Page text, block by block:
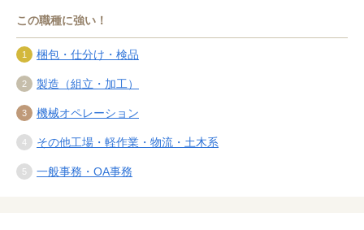
この職種に強い！
梱包・仕分け・検品
製造（組立・加工）
機械オペレーション
その他工場・軽作業・物流・土木系
一般事務・OA事務